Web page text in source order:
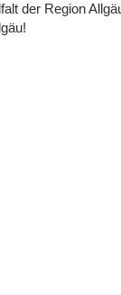
der Region